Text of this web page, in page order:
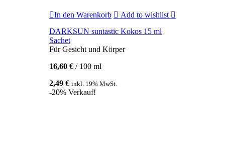
In den Warenkorb
Add to wishlist
DARKSUN suntastic Kokos 15 ml
Sachet
Für Gesicht und Körper
16,60 € / 100 ml
2,49 € inkl. 19% MwSt.
-20% Verkauf!